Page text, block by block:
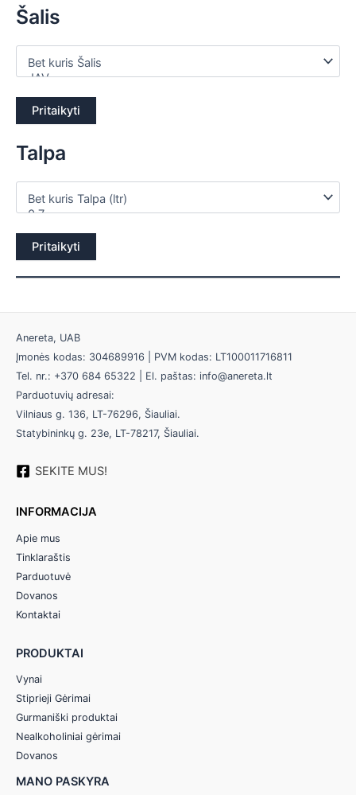
Šalis
Pritaikyti
Talpa
Pritaikyti
Anereta, UAB
Įmonės kodas: 304689916 | PVM kodas: LT100011716811
Tel. nr.: +370 684 65322 | El. paštas: info@anereta.lt
Parduotuvių adresai:
Vilniaus g. 136, LT-76296, Šiauliai.
Statybininkų g. 23e, LT-78217, Šiauliai.
SEKITE MUS!
INFORMACIJA
Apie mus
Tinklaraštis
Parduotuvė
Dovanos
Kontaktai
PRODUKTAI
Vynai
Stiprieji Gėrimai
Gurmaniški produktai
Nealkoholiniai gėrimai
Dovanos
MANO PASKYRA